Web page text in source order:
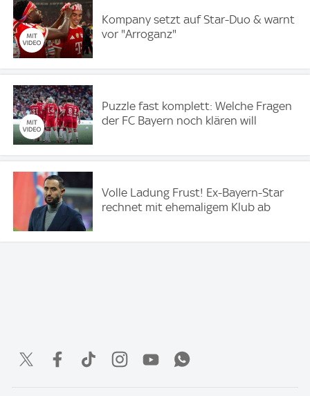
Kompany setzt auf Star-Duo & warnt
vor "Arroganz"
Puzzle fast komplett: Welche Fragen
der FC Bayern noch klären will
Volle Ladung Frust! Ex-Bayern-Star
rechnet mit ehemaligem Klub ab